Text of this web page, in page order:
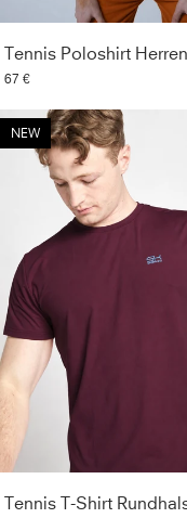
67 €
NEW